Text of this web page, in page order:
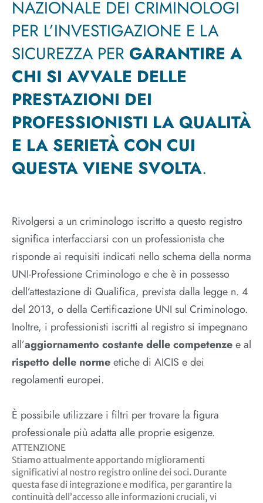
NAZIONALE DEI CRIMINOLOGI
PER L’INVESTIGAZIONE E LA
SICUREZZA PER GARANTIRE A
CHI SI AVVALE DELLE
PRESTAZIONI DEI
PROFESSIONISTI LA QUALITÀ
E LA SERIETÀ CON CUI
QUESTA VIENE SVOLTA.
Rivolgersi a un criminologo iscritto a questo registro
significa interfacciarsi con un professionista che
risponde ai requisiti indicati nello schema della norma
UNI-Professione Criminologo e che è in possesso
dell’attestazione di Qualifica, prevista dalla legge n. 4
del 2013, o della Certificazione UNI sul Criminologo.
Inoltre, i professionisti iscritti al registro si impegnano
all’aggiornamento costante delle competenzee al
rispetto delle normeetiche di AICIS e dei
regolamenti europei.
È possibile utilizzare i filtri per trovare la figura
professionale più adatta alle proprie esigenze.
ATTENZIONE
Stiamo attualmente apportando miglioramenti
significativi al nostro registro online dei soci. Durante
questa fase di integrazione e modifica, per garantire la
continuità dell’accesso alle informazioni cruciali, vi